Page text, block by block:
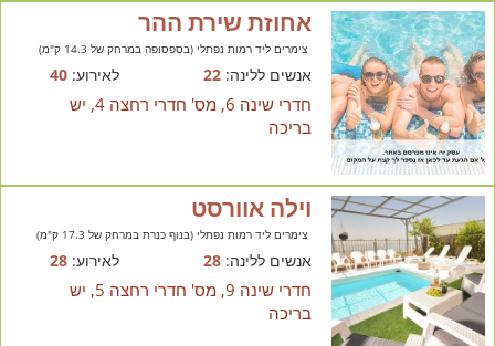
אחוזת שירת ההר
צימרים ליד רמות נפתלי (בספסופה במרחק של 14.3 ק"מ)
אנשים ללינה:22 לאירוע:40
חדרי שינה 6, מס' חדרי רחצה 4, יש
בריכה
וילה אוורסט
צימרים ליד רמות נפתלי (בנוף כנרת במרחק של 17.3 ק"מ)
אנשים ללינה:28 לאירוע:28
חדרי שינה 9, מס' חדרי רחצה 5, יש
בריכה